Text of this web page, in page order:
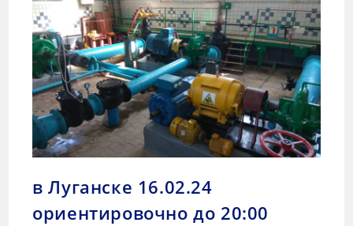
в Луганске 16.02.24
ориентировочно до 20:00